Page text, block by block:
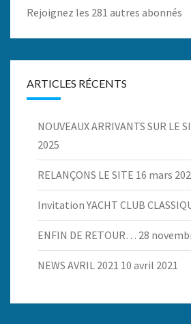
Rejoignez les 281 autres abonnés
ARTICLES RÉCENTS
NOUVEAUX ARRIVANTS SUR LE
2025
RELANÇONS LE SITE 16 mars
Invitation YACHT CLUB
ENFIN DE RETOUR… 28
NEWS AVRIL 2021 10 avril 2021